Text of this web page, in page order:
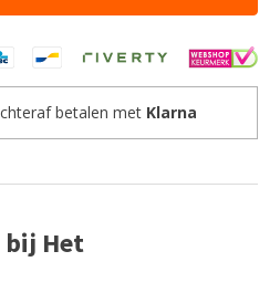
betalen met Klarna
Het